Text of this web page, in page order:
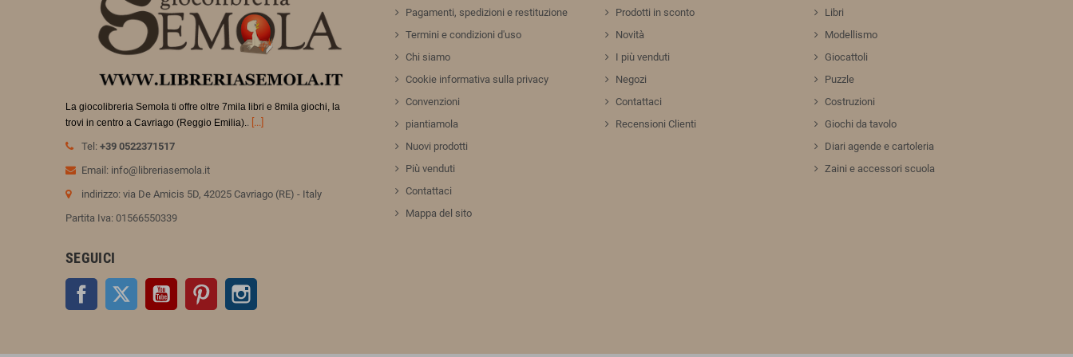
La giocolibreria Semola ti offre oltre 7mila libri e 8mila giochi, la
trovi in centro a Cavriago (Reggio Emilia).. [...]
Tel: +39 0522371517
Email: info@libreriasemola.it
indirizzo: via De Amicis 5D, 42025 Cavriago (RE) - Italy
Partita Iva: 01566550339
SEGUICI
Facebook Twitter YouTube Pinterest
Pagamenti, spedizioni e restituzione
Termini e condizioni d'uso
Chi siamo
Cookie informativa sulla privacy
Convenzioni
piantiamola
Nuovi prodotti
Più venduti
Contattaci
Mappa del sito
Prodotti in sconto
Novità
I più venduti
Negozi
Contattaci
Recensioni Clienti
Libri
Modellismo
Giocattoli
Puzzle
Costruzioni
Giochi da tavolo
Diari agende e cartoleria
Zaini e accessori scuola